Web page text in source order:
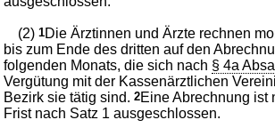
(2)1Die Ärztinnen und Ärzte rechnen
bis zum Ende des dritten auf den
folgenden Monats, die sich nach § 4a
Vergütung mit der Kassenärztlichen
Bezirk sie tätig sind.2Eine Abrechnung ist
Frist nach Satz 1 ausgeschlossen.